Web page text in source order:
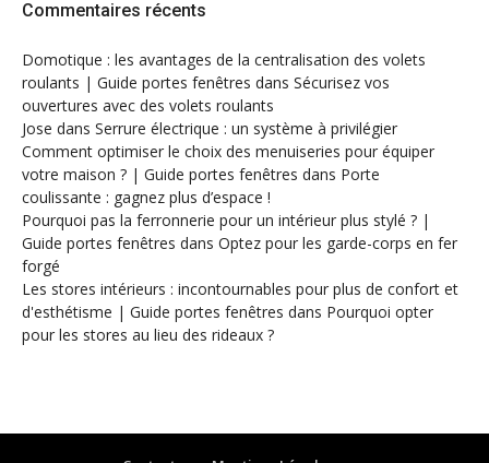
Commentaires récents
Domotique : les avantages de la centralisation des volets
roulants | Guide portes fenêtres dans Sécurisez vos
ouvertures avec des volets roulants
Jose dans Serrure électrique : un système à privilégier
Comment optimiser le choix des menuiseries pour équiper
votre maison ? | Guide portes fenêtres dans Porte
coulissante : gagnez plus d’espace !
Pourquoi pas la ferronnerie pour un intérieur plus stylé ? |
Guide portes fenêtres dans Optez pour les garde-corps en fer
forgé
Les stores intérieurs : incontournables pour plus de confort et
d'esthétisme | Guide portes fenêtres dans Pourquoi opter
pour les stores au lieu des rideaux ?